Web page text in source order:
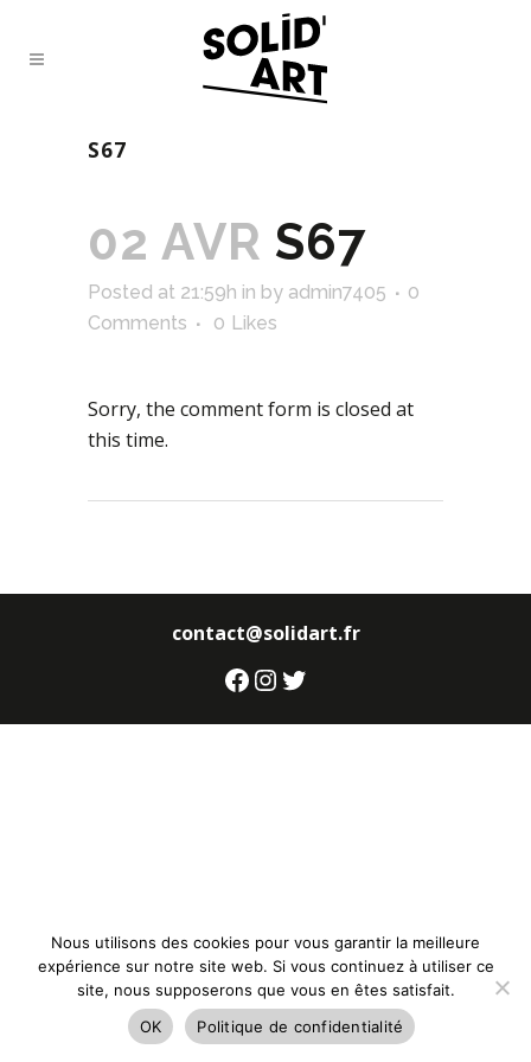
S67
02 AVR S67
Posted at 21:59h in by admin7405
0
Comments
0 Likes
Sorry, the comment form is closed at
this time.
contact@solidart.fr
Facebook
Instagram
Twitter
Nous utilisons des cookies pour vous garantir la meilleure
expérience sur notre site web. Si vous continuez à utiliser ce
site, nous supposerons que vous en êtes satisfait.
OK
Politique de confidentialité